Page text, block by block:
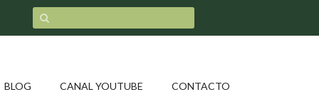
BLOG CANAL YOUTUBE CONTACTO